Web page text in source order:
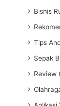
Bisnis
Tips
Sepak
Review